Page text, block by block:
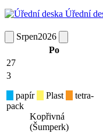
Úřední
Srpen2026
Po
27
3
papír
Plast
tetra-
pack
Kopřivná
(Šumperk)